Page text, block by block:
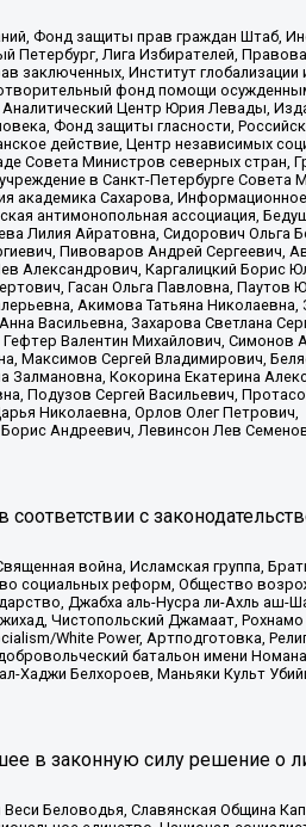
Фонд защиты прав граждан Штаб,
Лига Избирателей,
заключенных, Институт глобализации
фонд помощи
Центр Юрия Левады,
Фонд защиты гласности,
действие, Центр независимых
Совета Министров северных стран,
в Санкт-Петербурге Совета
академика Сахарова, Информационное
антимонопольная ассоциация,
Лилия Айратовна, Сидорович Ольга
Пивоваров Андрей Сергеевич,
Александрович, Каргалицкий Борис
Гасан Ольга Павловна, Паутов
Акимова Татьяна Николаевна,
Васильевна, Захарова Светлана
Валентин Михайлович, Симонов
Максимов Сергей Владимирович,
Кокорина Екатерина
Подузов Сергей Васильевич,
Николаевна, Орлов Олег Петрович,
Андреевич, Левинсон Лев
с
война, Исламская группа,
социальных реформ, Общество
Джабха аль-Нусра ли-Ахль аш-
Чистопольский Джамаат, Рохнамо
White Power, Артподготовка,
батальон имени Номана
Хаджи Белхороев, Маньяки Культ
в законную силу решение о
Беловодья, Славянская Община